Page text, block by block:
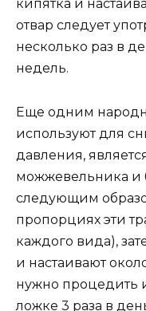
кипятка и
отвар следует
несколько раз в
недель.
Еще одним
используют для
давления,
можжевельника и
следующим
пропорциях эти
каждого вида),
и настаивают
нужно процедить
ложке 3 раза в